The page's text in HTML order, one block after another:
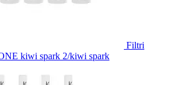
Filtri
kiwi spark 2/kiwi spark